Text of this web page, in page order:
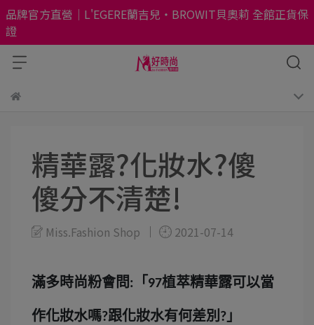
品牌官方直營｜L'EGERE蘭吉兒・BROWIT貝奧莉 全館正貨保
證
精華露?化妝水?傻
傻分不清楚!
Miss.Fashion Shop 2021-07-14
滿多時尚粉會問 : 「 97植萃精華露可以當
作化妝水嗎?跟化妝水有何差別 ? 」